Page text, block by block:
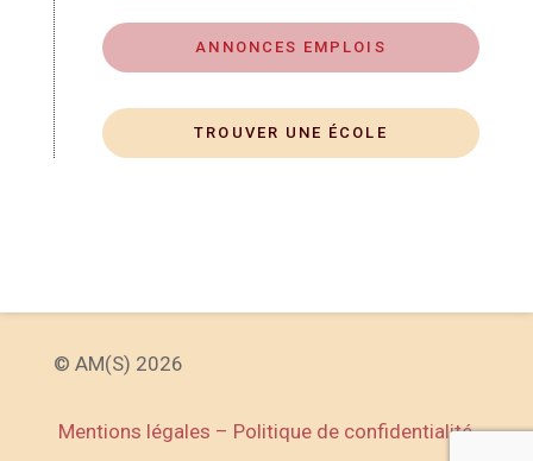
ANNONCES EMPLOIS
TROUVER UNE ÉCOLE
© AM(S) 2026
Mentions légales – Politique de confidentialité